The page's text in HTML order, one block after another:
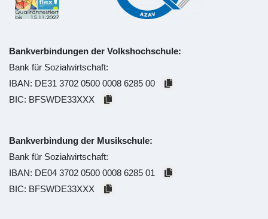
Bankverbindungen der Volkshochschule:
Bank für Sozialwirtschaft:
IBAN: DE31 3702 0500 0008 6285 00
BIC: BFSWDE33XXX
Bankverbindung der Musikschule:
Bank für Sozialwirtschaft:
IBAN: DE04 3702 0500 0008 6285 01
BIC: BFSWDE33XXX